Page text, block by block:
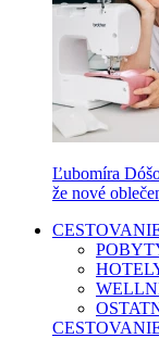
Ľubomíra
že nové